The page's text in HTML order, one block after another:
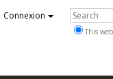
Connexion
This